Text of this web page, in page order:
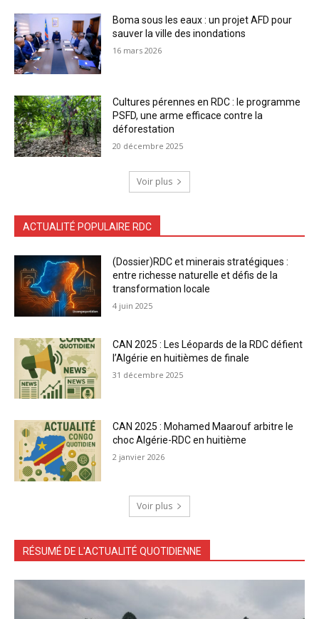
Boma sous les eaux : un projet AFD pour
sauver la ville des inondations
16 mars 2026
Cultures pérennes en RDC : le programme
PSFD, une arme efficace contre la
déforestation
20 décembre 2025
Voir plus
ACTUALITÉ POPULAIRE RDC
(Dossier)RDC et minerais stratégiques :
entre richesse naturelle et défis de la
transformation locale
4 juin 2025
CAN 2025 : Les Léopards de la RDC défient
l’Algérie en huitièmes de finale
31 décembre 2025
CAN 2025 : Mohamed Maarouf arbitre le
choc Algérie-RDC en huitième
2 janvier 2026
Voir plus
RÉSUMÉ DE L'ACTUALITÉ QUOTIDIENNE